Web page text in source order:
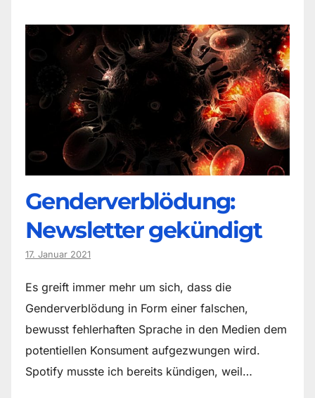
Genderverblödung:
Newsletter gekündigt
17. Januar 2021
Es greift immer mehr um sich, dass die
Genderverblödung in Form einer falschen,
bewusst fehlerhaften Sprache in den Medien dem
potentiellen Konsument aufgezwungen wird.
Spotify musste ich bereits kündigen, weil…